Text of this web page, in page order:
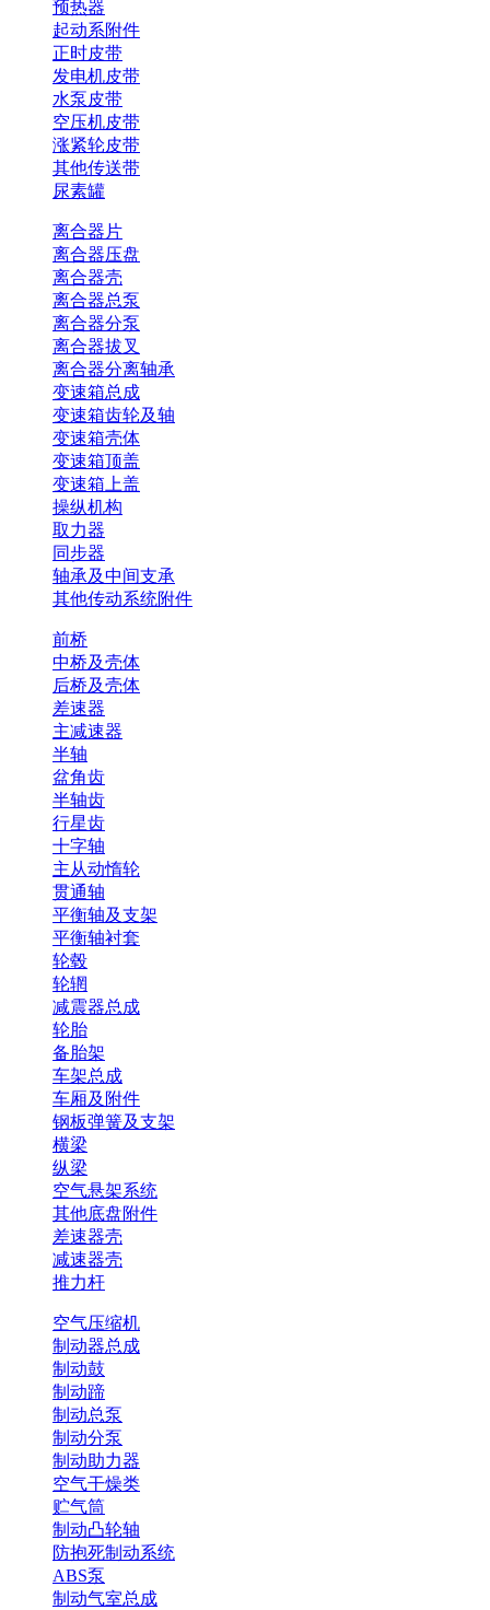
预热器
起动系附件
正时皮带
发电机皮带
水泵皮带
空压机皮带
涨紧轮皮带
其他传送带
尿素罐
离合器片
离合器压盘
离合器壳
离合器总泵
离合器分泵
离合器拔叉
离合器分离轴承
变速箱总成
变速箱齿轮及轴
变速箱壳体
变速箱顶盖
变速箱上盖
操纵机构
取力器
同步器
轴承及中间支承
其他传动系统附件
前桥
中桥及壳体
后桥及壳体
差速器
主减速器
半轴
盆角齿
半轴齿
行星齿
十字轴
主从动惰轮
贯通轴
平衡轴及支架
平衡轴衬套
轮毂
轮辋
减震器总成
轮胎
备胎架
车架总成
车厢及附件
钢板弹簧及支架
横梁
纵梁
空气悬架系统
其他底盘附件
差速器壳
减速器壳
推力杆
空气压缩机
制动器总成
制动鼓
制动蹄
制动总泵
制动分泵
制动助力器
空气干燥类
贮气筒
制动凸轮轴
防抱死制动系统
ABS泵
制动气室总成